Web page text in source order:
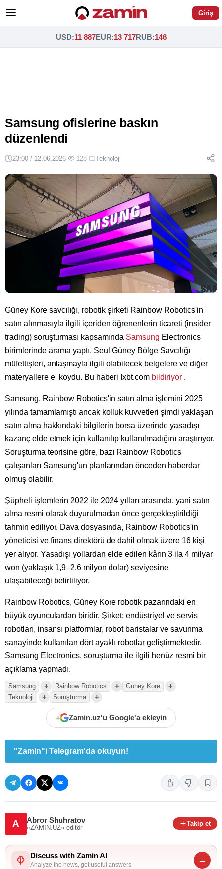
Giriş
USD:11 887EUR:13 717RUB:146
Samsung ofislerine baskın
düzenlendi
23:00 / 12.06.2026· 128· Teknoloji
Güney Kore savcılığı, robotik şirketi Rainbow Robotics'in
satın alınmasıyla ilgili içeriden öğrenenlerin ticareti (insider
trading) soruşturması kapsamında Samsung Electronics
birimlerinde arama yaptı. Seul Güney Bölge Savcılığı
müfettişleri, anlaşmayla ilgili olabilecek belgelere ve diğer
materyallere el koydu. Bu haberi Ixbt.com bildiriyor .
Samsung, Rainbow Robotics'in satın alma işlemini 2025
yılında tamamlamıştı ancak kolluk kuvvetleri şimdi yaklaşan
satın alma hakkındaki bilgilerin borsa üzerinde yasadışı
kazanç elde etmek için kullanılıp kullanılmadığını araştırıyor.
Soruşturma teorisine göre, bazı Rainbow Robotics
çalışanları Samsung'un planlarından önceden haberdar
olmuş olabilir.
Şüpheli işlemlerin 2022 ile 2024 yılları arasında, yani satın
alma resmi olarak duyurulmadan önce gerçekleştirildiği
tahmin ediliyor. Dava dosyasında, Rainbow Robotics'in
yöneticisi ve finans direktörü de dahil olmak üzere 16 kişi
yer alıyor. Yasadışı yollardan elde edilen kârın 3 ila 4 milyar
won (yaklaşık 1,9–2,6 milyon dolar) seviyesine
ulaşabileceği belirtiliyor.
Rainbow Robotics, Güney Kore robotik pazarındaki en
büyük oyunculardan biridir. Şirket; endüstriyel ve servis
robotları, insansı platformlar, robot baristalar ve savunma
sanayinde kullanılan dört ayaklı robotlar geliştirmektedir.
Samsung Electronics, soruşturma ile ilgili henüz resmi bir
açıklama yapmadı.
Samsung + Rainbow Robotics + Güney Kore +
Teknoloji + Soruşturma +
+ Zamin.uz'u Google'a ekleyin
"Zamin"i Telegram'da okuyun!
A Abror Shuhratov
«ZAMIN.UZ» editör
Takip et
Discuss with Zamin AI
Analyze the news, get useful answers
→